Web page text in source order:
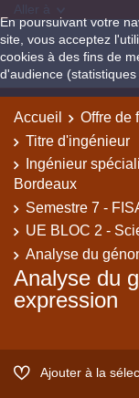
En poursuivant votre
site, vous acceptez
cookies à des fins de
d'audience (statistiques
Aller à
Accueil
Offre de
Titre d'ingénieur
Ingénieur
Bordeaux
Semestre 7 -
UE BLOC 2 -
Analyse du
Analyse du
expression
Ajouter à la